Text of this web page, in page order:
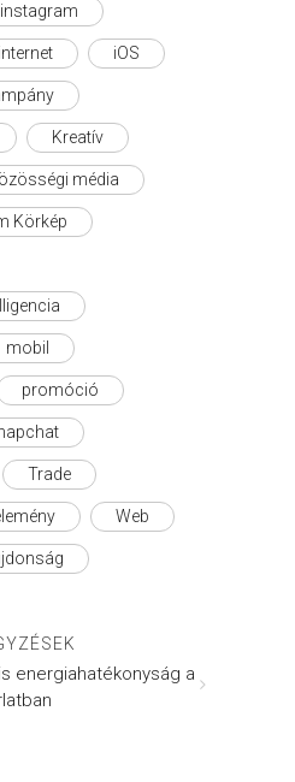
instagram
internet iOS
Kreatív
média
Körkép
mobil
promóció
Trade
Web
energiahatékonyság a